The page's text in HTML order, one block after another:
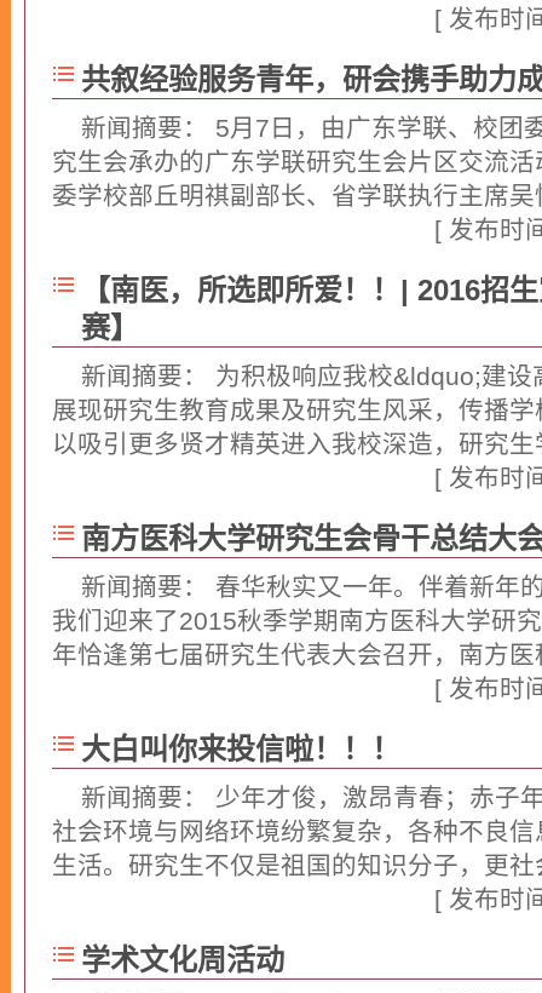
[ 发布时
共叙经验服务青年，研会携手助力
新闻摘要： 5月7日，由广东学联、校团
究生会承办的广东学联研究生会片区交流
委学校部丘明祺副部长、省学联执行主席
[ 发布时
【南医，所选即所爱！！| 2016招
赛】
新闻摘要： 为积极响应我校&ldquo;建
展现研究生教育成果及研究生风采，传播
以吸引更多贤才精英进入我校深造，研究
[ 发布时
南方医科大学研究生会骨干总结大
新闻摘要： 春华秋实又一年。伴着新年
我们迎来了2015秋季学期南方医科大学研
年恰逢第七届研究生代表大会召开，南方
[ 发布时
大白叫你来投信啦！！！
新闻摘要： 少年才俊，激昂青春；赤子
社会环境与网络环境纷繁复杂，各种不良
生活。研究生不仅是祖国的知识分子，更
[ 发布时
学术文化周活动